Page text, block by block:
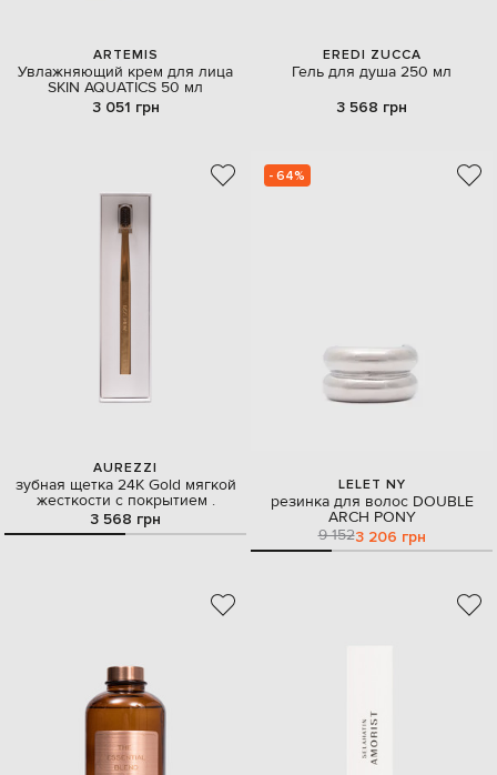
ARTEMIS
Увлажняющий крем для лица
SKIN AQUATICS 50 мл
3 051 грн
EREDI ZUCCA
Гель для душа 250 мл
3 568 грн
AUREZZI
зубная щетка 24К Gold мягкой
жесткости с покрытием .
3 568 грн
- 64%
LELET NY
резинка для волос DOUBLE
ARCH PONY
9 1523 206 грн